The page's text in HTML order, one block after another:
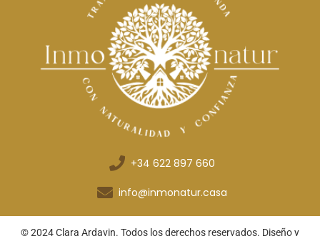
+34 622 897 660
info@inmonatur.casa
© 2024 Clara Ardavin. Todos los derechos reservados. Diseño y